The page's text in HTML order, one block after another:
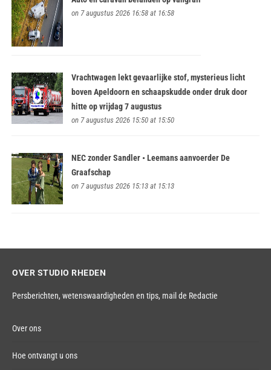
on 7 augustus 2026 16:58 at 16:58
Vrachtwagen lekt gevaarlijke stof, mysterieus licht
boven Apeldoorn en schaapskudde onder druk door
hitte op vrijdag 7 augustus
on 7 augustus 2026 15:50 at 15:50
NEC zonder Sandler • Leemans aanvoerder De
Graafschap
on 7 augustus 2026 15:13 at 15:13
OVER STUDIO RHEDEN
Persberichten, wetenswaardigheden en tips, mail de Redactie
Over ons
Hoe ontvangt u ons